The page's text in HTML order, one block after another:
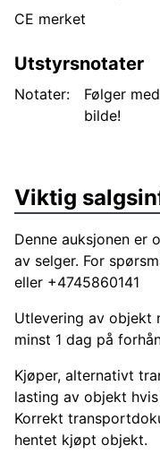
CE merket
Utstyrsnotater
Notater:
Følger
bilde!
Viktig
Denne auksjonen er
av selger. For
eller +4745860141
Utlevering av objekt
minst 1 dag på
Kjøper, alternativt
lasting av objekt
Korrekt
hentet kjøpt objekt.